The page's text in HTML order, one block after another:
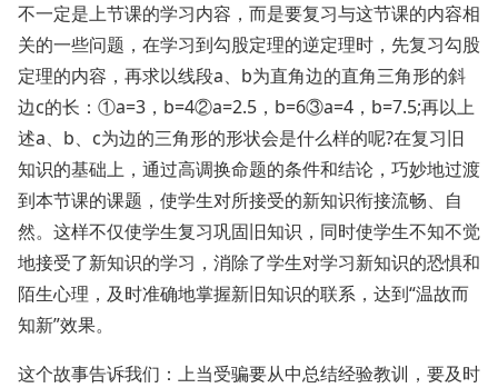
不一定是上节课的学习内容，而是要复习与这节课的内容相
关的一些问题，在学习到勾股定理的逆定理时，先复习勾股
定理的内容，再求以线段a、b为直角边的直角三角形的斜
边c的长：①a=3，b=4②a=2.5，b=6③a=4，b=7.5;再以上
述a、b、c为边的三角形的形状会是什么样的呢?在复习旧
知识的基础上，通过高调换命题的条件和结论，巧妙地过渡
到本节课的课题，使学生对所接受的新知识衔接流畅、自
然。这样不仅使学生复习巩固旧知识，同时使学生不知不觉
地接受了新知识的学习，消除了学生对学习新知识的恐惧和
陌生心理，及时准确地掌握新旧知识的联系，达到“温故而
知新”效果。
这个故事告诉我们：上当受骗要从中总结经验教训，要及时